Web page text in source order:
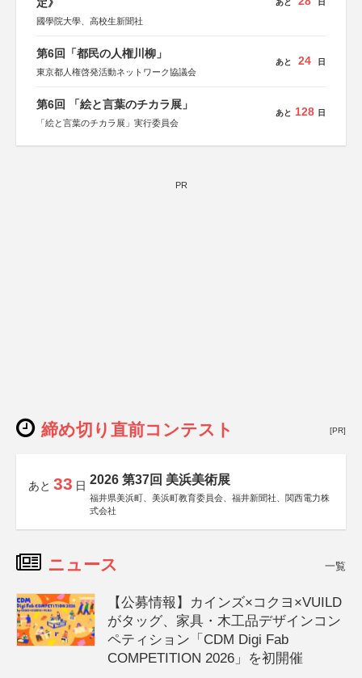
國學院大學、高校生新聞社
あと 日
第6回「都民の人権川柳」
東京都人権啓発活動ネットワーク協議会
あと 24 日
第6回 「絵と言葉のチカラ展」
「絵と言葉のチカラ展」実行委員会
あと 128 日
PR
締め切り直前コンテスト [PR]
あと 33 日 2026 第37回 美浜美術展
福井県美浜町、美浜町教育委員会、福井新聞社、関西電力株
式会社
ニュース 一覧
【公募情報】カインズ×コクヨ×VUILD
がタッグ、家具・木工品デザインコン
ペティション「CDM Digi Fab
COMPETITION 2026」を初開催